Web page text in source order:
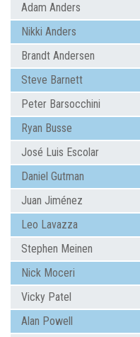
Adam Anders
Nikki Anders
Brandt Andersen
Steve Barnett
Peter Barsocchini
Ryan Busse
José Luis Escolar
Daniel Gutman
Juan Jiménez
Leo Lavazza
Stephen Meinen
Nick Moceri
Vicky Patel
Alan Powell